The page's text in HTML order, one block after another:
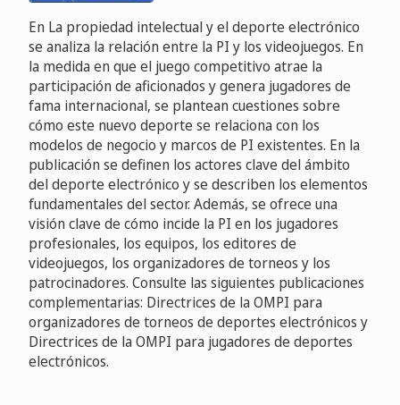
En La propiedad intelectual y el deporte electrónico
se analiza la relación entre la PI y los videojuegos. En
la medida en que el juego competitivo atrae la
participación de aficionados y genera jugadores de
fama internacional, se plantean cuestiones sobre
cómo este nuevo deporte se relaciona con los
modelos de negocio y marcos de PI existentes. En la
publicación se definen los actores clave del ámbito
del deporte electrónico y se describen los elementos
fundamentales del sector. Además, se ofrece una
visión clave de cómo incide la PI en los jugadores
profesionales, los equipos, los editores de
videojuegos, los organizadores de torneos y los
patrocinadores. Consulte las siguientes publicaciones
complementarias: Directrices de la OMPI para
organizadores de torneos de deportes electrónicos y
Directrices de la OMPI para jugadores de deportes
electrónicos.